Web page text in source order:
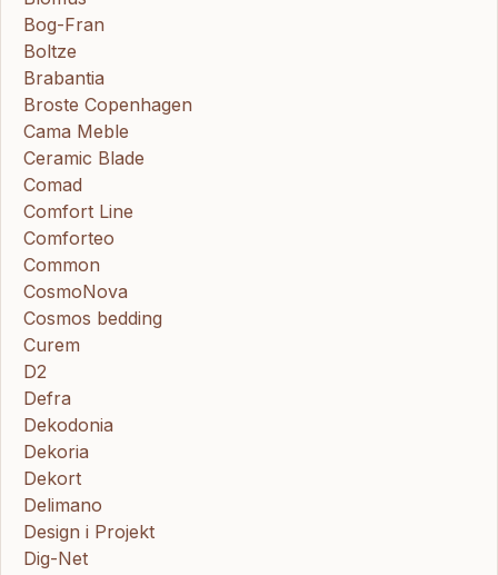
Bog-Fran
Boltze
Brabantia
Broste Copenhagen
Cama Meble
Ceramic Blade
Comad
Comfort Line
Comforteo
Common
CosmoNova
Cosmos bedding
Curem
D2
Defra
Dekodonia
Dekoria
Dekort
Delimano
Design i Projekt
Dig-Net